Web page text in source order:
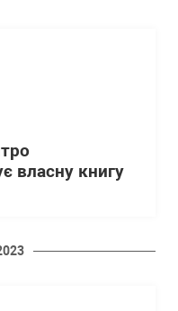
власну книгу